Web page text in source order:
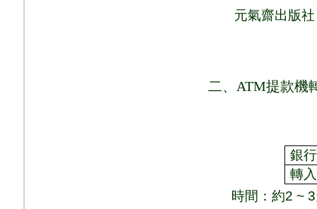
元氣齋出版社
二、 ATM提款機
銀
轉
時間： 約2 ~ 3